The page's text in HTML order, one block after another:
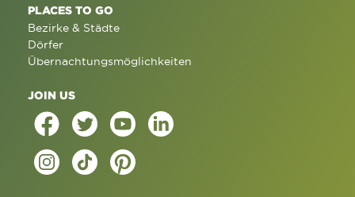
PLACES TO GO
Bezirke & Städte
Dörfer
Übernachtungsmöglichkeiten
JOIN US